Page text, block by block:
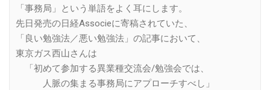
「事務局」という単語をよく耳にします。
先日発売の日経Associeに寄稿されていた、
「良い勉強法／悪い勉強法」の記事において、
東京ガス西山さんは
「初めて参加する異業種交流会/勉強会では、
人脈の集まる事務局にアプローチすべし」